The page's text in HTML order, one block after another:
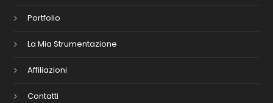
Portfolio
La Mia Strumentazione
Affiliazioni
Contatti